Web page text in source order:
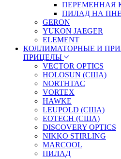
ПЕРЕМЕННАЯ
ПИЛАД НА
GERON
YUKON JAEGER
ELEMENT
КОЛЛИМАТОРНЫЕ И
ПРИЦЕЛЫ
VECTOR OPTICS
HOLOSUN (США)
NORTHTAC
VORTEX
HAWKE
LEUPOLD (США)
EOTECH (США)
DISCOVERY OPTICS
NIKKO STIRLING
MARCOOL
ПИЛАД